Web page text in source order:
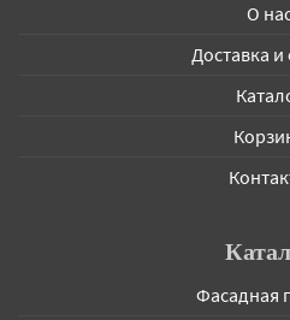
О
Доставка и
Фасадная